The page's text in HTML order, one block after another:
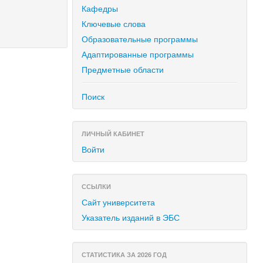
Кафедры
Ключевые слова
Образовательные программы
Адаптированные программы
Предметные области
Поиск
ЛИЧНЫЙ КАБИНЕТ
Войти
ССЫЛКИ
Сайт университета
Указатель изданий в ЭБС
СТАТИСТИКА ЗА 2026 ГОД